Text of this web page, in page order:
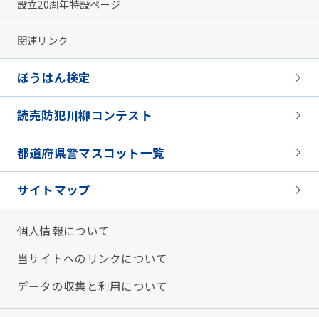
設立20周年特設ページ
関連リンク
ぼうはん検定
読売防犯川柳コンテスト
都道府県警マスコット一覧
サイトマップ
個人情報について
当サイトへのリンクについて
データの収集と利用について